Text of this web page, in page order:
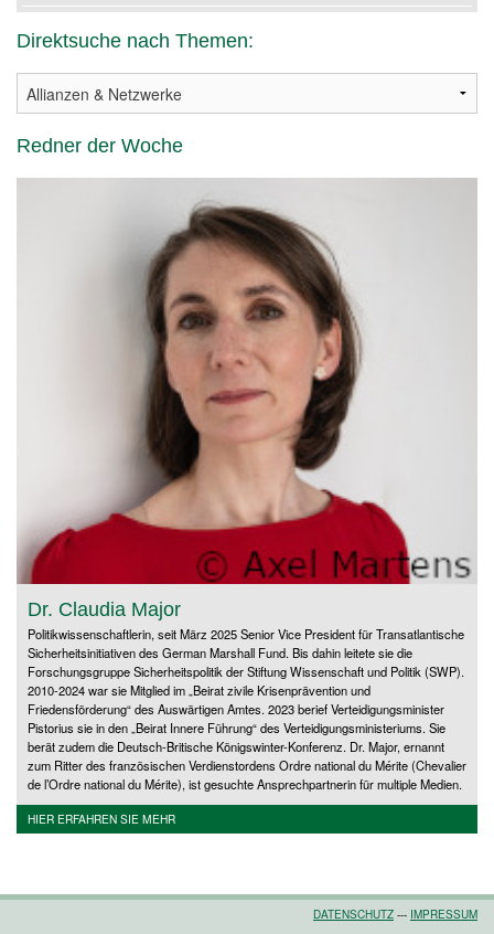
Direktsuche nach Themen:
Redner der Woche
Dr. Claudia Major
Politikwissenschaftlerin, seit März 2025 Senior Vice President für Transatlantische
Sicherheitsinitiativen des German Marshall Fund. Bis dahin leitete sie die
Forschungsgruppe Sicherheitspolitik der Stiftung Wissenschaft und Politik (SWP).
2010-2024 war sie Mitglied im „Beirat zivile Krisenprävention und
Friedensförderung“ des Auswärtigen Amtes. 2023 berief Verteidigungsminister
Pistorius sie in den „Beirat Innere Führung“ des Verteidigungsministeriums. Sie
berät zudem die Deutsch-Britische Königswinter-Konferenz. Dr. Major, ernannt
zum Ritter des französischen Verdienstordens Ordre national du Mérite (Chevalier
de l’Ordre national du Mérite), ist gesuchte Ansprechpartnerin für multiple Medien.
HIER ERFAHREN SIE MEHR
DATENSCHUTZ --- IMPRESSUM